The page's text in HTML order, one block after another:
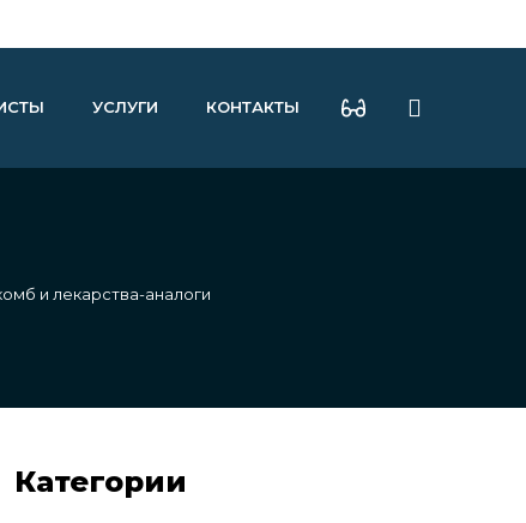
УСЛУГИ КОНТАКТЫ
и лекарства-аналоги
Категории